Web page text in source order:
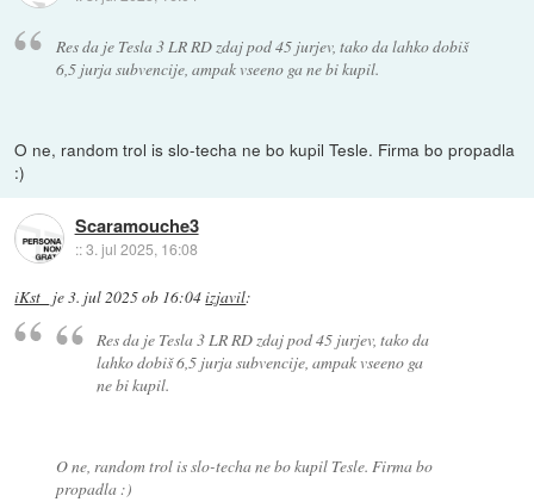
Res da je Tesla 3 LR RD zdaj pod 45 jurjev, tako da lahko dobiš
6,5 jurja subvencije, ampak vseeno ga ne bi kupil.
O ne, random trol is slo-techa ne bo kupil Tesle. Firma bo propadla
:)
Scaramouche3
::3. jul 2025, 16:08
iKst_ je3. jul 2025 ob 16:04izjavil:
Res da je Tesla 3 LR RD zdaj pod 45 jurjev, tako da
lahko dobiš 6,5 jurja subvencije, ampak vseeno ga
ne bi kupil.
O ne, random trol is slo-techa ne bo kupil Tesle. Firma bo
propadla :)